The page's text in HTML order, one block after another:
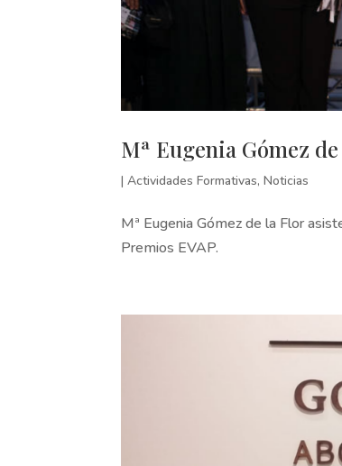
Mª Eugenia Gómez
|Actividades Formativas,Noticias
Mª Eugenia Gómez de la Flor
Premios EVAP.